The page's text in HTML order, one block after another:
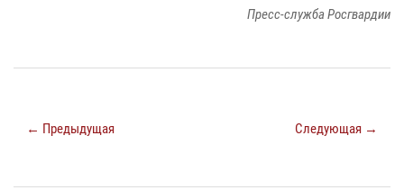
Пресс-служба Росгвардии
← Предыдущая Следующая →